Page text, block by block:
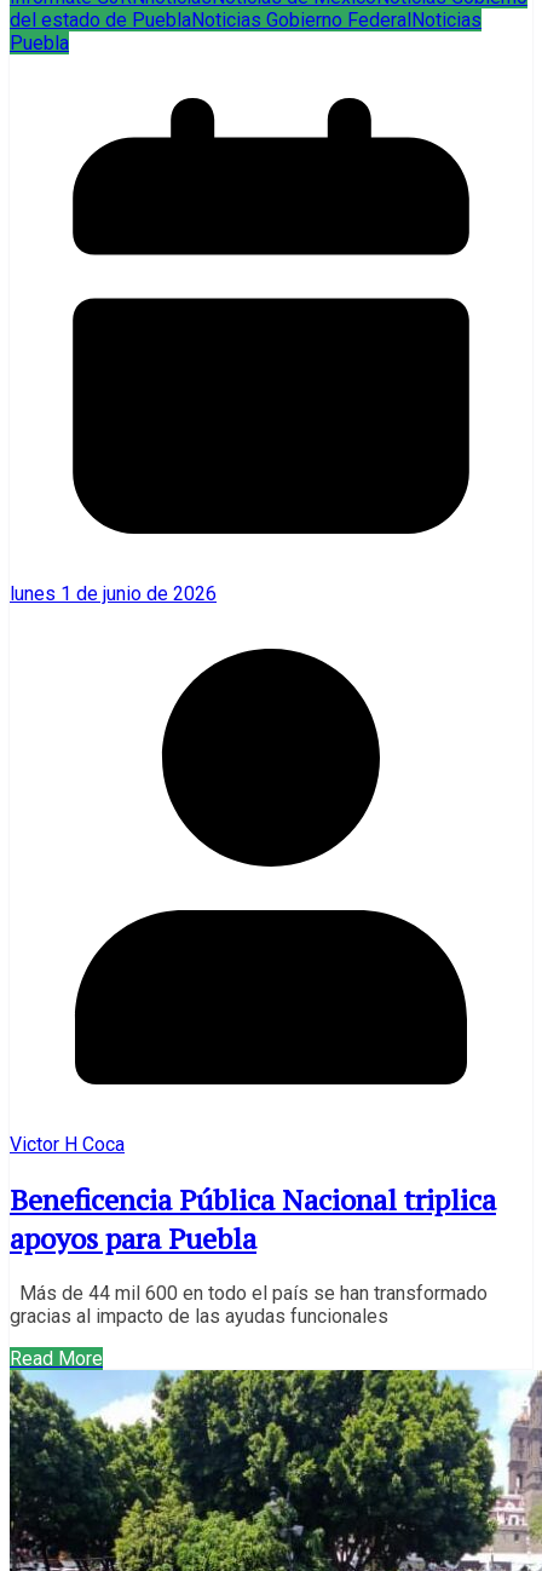
del estado de PueblaNoticias Gobierno FederalNoticias
Puebla
lunes 1 de junio de 2026
Victor H Coca
Beneficencia Pública Nacional triplica
apoyos para Puebla
Más de 44 mil 600 en todo el país se han transformado
gracias al impacto de las ayudas funcionales
Read More